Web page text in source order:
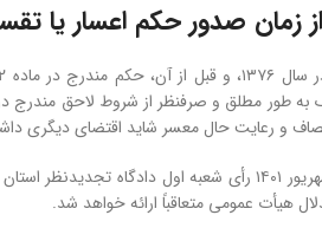
زمان صدور حکم اعسار یا
و رعایت حال معسر شاید اقتضای دیگری
اکثریت اعضای هیأت عمومی دیوان عالی کشور صبح امروز اول
هیأت عمومی متعاقباً ارائه خواهد شد.